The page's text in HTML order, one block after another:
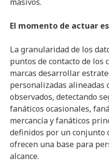
El momento de actuar
La granularidad de los
puntos de contacto de los
marcas desarrollar
personalizadas alineadas
observados, detectando
fanáticos ocasionales,
mercancía y fanáticos
definidos por un conjunto
ofrecen una base para
alcance.